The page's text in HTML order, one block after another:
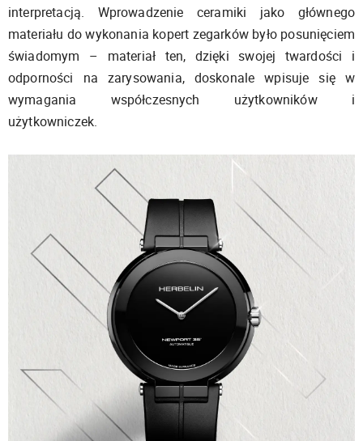
interpretacją. Wprowadzenie ceramiki jako głównego
materiału do wykonania kopert zegarków było posunięciem
świadomym – materiał ten, dzięki swojej twardości i
odporności na zarysowania, doskonale wpisuje się w
wymagania współczesnych użytkowników i
użytkowniczek.